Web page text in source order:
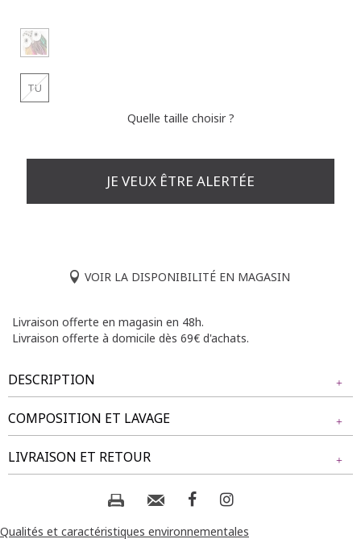
TU
Quelle taille choisir ?
JE VEUX ÊTRE ALERTÉE
VOIR LA DISPONIBILITÉ EN MAGASIN
Livraison offerte en magasin en 48h.
Livraison offerte à domicile dès 69€ d'achats.
DESCRIPTION
Collier pendentif en forme de hibou avec plumes colorées.
Chaîne fine en métal avec fermoir à lobster. Pendentif orné
de détails en métal et de strass. Longueur ajustable grâce à
une chaîne de rallonge. Design multicolore avec des plumes
COMPOSITION ET LAVAGE
Tissu principal : 60% ALLIAGE ZINC, 30% FER, 10% PLUME
Composition et lavage :
LIVRAISON ET RETOUR
NOS MODES DE LIVRAISON
Livraison Magasin :
Qualités et caractéristiques environnementales